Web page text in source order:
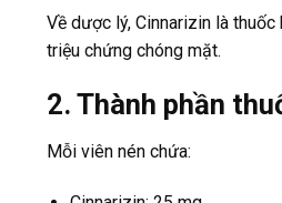
Về dược lý, Cinnarizin là
triệu chứng chóng mặt.
2. Thành phần
Mỗi viên nén chứa: